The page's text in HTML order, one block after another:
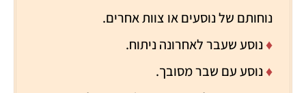
נוחותם של נוסעים או צוות אחרים.
♦נוסע שעבר לאחרונה ניתוח.
♦נוסע עם שבר מסובך.